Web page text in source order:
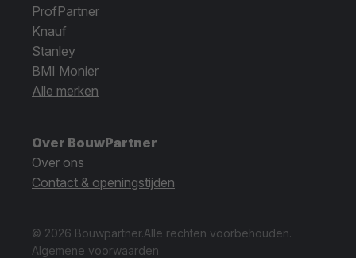
ProfPartner
Knauf
Stanley
BMI Monier
Alle merken
Over BouwPartner
Over ons
Contact & openingstijden
© 2026 Bouwpartner.Alle rechten voorbehouden.
Algemene voorwaarden